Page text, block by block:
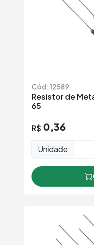
Cód: 12589
Resistor de
65
R$ 0,36
Unidade